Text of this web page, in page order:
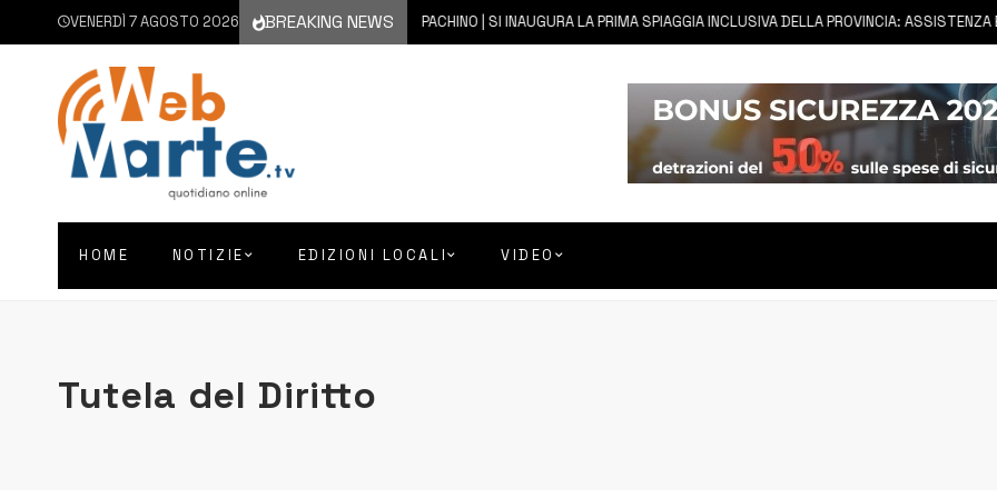
VENERDÌ 7 AGOSTO 2026 BREAKING NEWS
7 AGOSTO 2026 PACHINO | SI INAUGURA LA PRIMA SPIAGGIA INCLUSIVA DELLA PROVINCIA: ASSISTENZA E
HOME NOTIZIE EDIZIONI LOCALI VIDEO
Tutela del Diritto